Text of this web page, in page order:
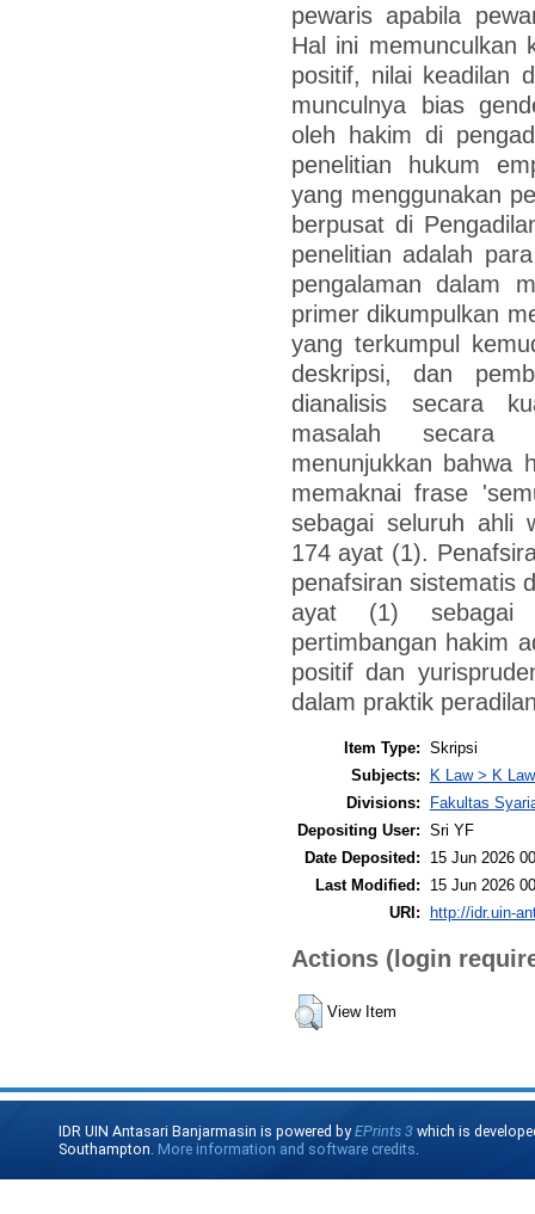
pewaris apabila
Hal ini memunculkan
positif, nilai keadilan
munculnya bias
oleh hakim di
penelitian hukum
yang menggunakan
berpusat di
penelitian adalah
pengalaman dalam
primer dikumpulkan
yang terkumpul
deskripsi, dan
dianalisis secara
masalah secara
menunjukkan bahwa
memaknai frase
sebagai seluruh ahli
174 ayat (1).
penafsiran sistematis
ayat (1) sebagai
pertimbangan hakim
positif dan
dalam praktik
Item Type: Skripsi
Subjects:
K Law > K
Divisions:
Fakultas
Depositing User: Sri YF
Date Deposited:
15 Jun 2026
Last Modified:
15 Jun 2026
URI: http://idr.uin-
Actions (login
View Item
IDR UIN Antasari Banjarmasin is powered byEPrints 3 which is
Southampton. More information and software credits.